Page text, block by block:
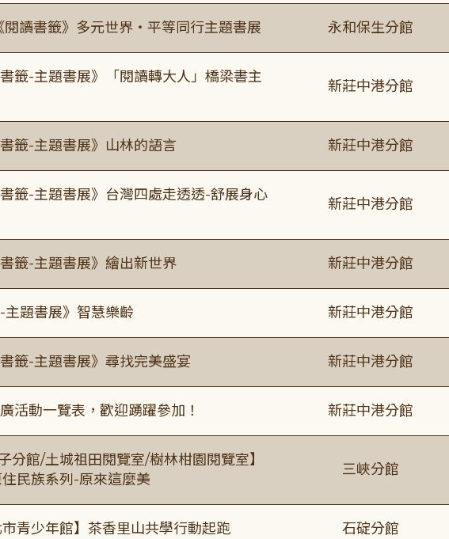
閱讀書籤》多元世界・平等同行主題書展 永和保生分館
籤-主題書展》「閱讀轉大人」橋梁書主
新莊中港分館
籤-主題書展》山林的語言 新莊中港分館
書籤-主題書展》台灣四處走透透-舒展身心
新莊中港分館
籤-主題書展》繪出新世界 新莊中港分館
主題書展》智慧樂齡 新莊中港分館
籤-主題書展》尋找完美盛宴 新莊中港分館
活動一覽表，歡迎踴躍參加！ 新莊中港分館
分館/土城祖田閱覽室/樹林柑園閱覽室】
民族系列-原來這麼美
三峽分館
青少年館】茶香里山共學行動起跑 石碇分館